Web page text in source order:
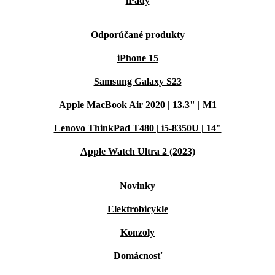
Odporúčané produkty
iPhone 15
Samsung Galaxy S23
Apple MacBook Air 2020 | 13.3" | M1
Lenovo ThinkPad T480 | i5-8350U | 14"
Apple Watch Ultra 2 (2023)
Novinky
Elektrobicykle
Konzoly
Domácnosť